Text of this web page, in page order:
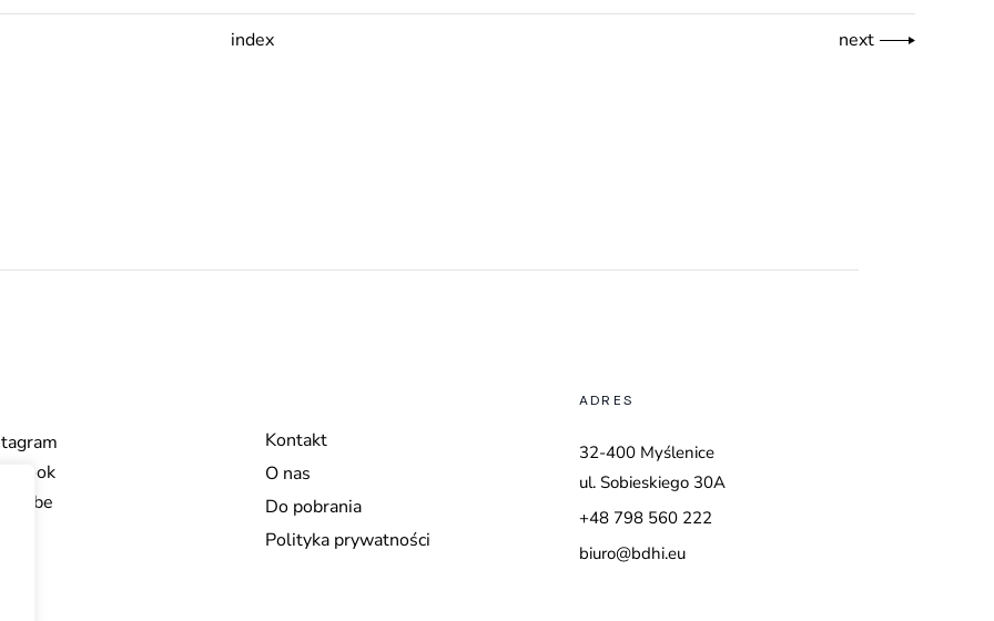
index next
Kontakt
O nas
Do pobrania
Polityka prywatności
ADRES
32-400 Myślenice
ul. Sobieskiego 30A
+48 798 560 222
biuro@bdhi.eu